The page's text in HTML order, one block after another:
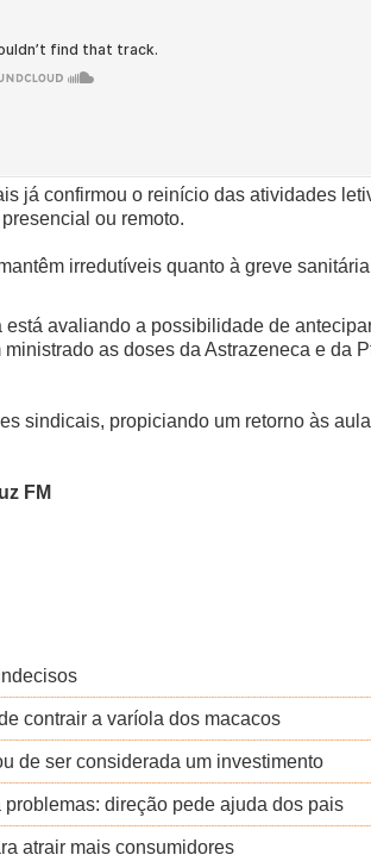
já confirmou o reinício das atividades
ou remoto.
irredutíveis quanto à greve
avaliando a possibilidade de
as doses da Astrazeneca e da
sindicais, propiciando um retorno às
FM
contrair a varíola dos macacos
de ser considerada um investimento
direção pede ajuda dos pais
atrair mais consumidores